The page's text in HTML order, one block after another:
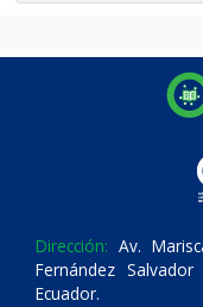
Dirección: Av.
Fernández
Ecuador.